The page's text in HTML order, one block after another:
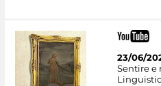
23/06/
Sentire e